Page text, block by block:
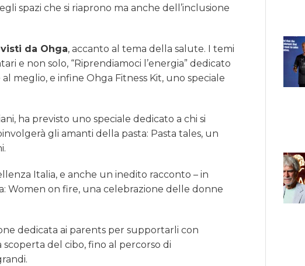
spazi che si riaprono ma anche dell’inclusione
da Ohga, accanto al tema della salute. I temi
e non solo, “Riprendiamoci l’energia” dedicato
meglio, e infine Ohga Fitness Kit, uno speciale
ha previsto uno speciale dedicato a chi si
gli amanti della pasta: Pasta tales, un
Italia, e anche un inedito racconto – in
Women on fire, una celebrazione delle donne
dedicata ai parents per supportarli con
del cibo, fino al percorso di